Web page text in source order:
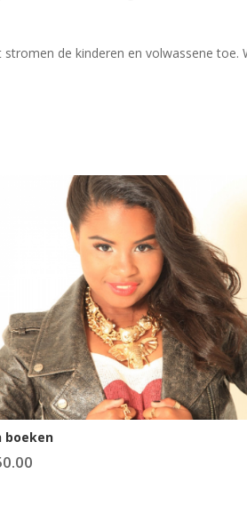
de kinderen en volwassene toe.
boeken